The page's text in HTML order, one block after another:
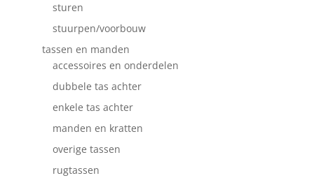
sturen
stuurpen/voorbouw
tassen en manden
accessoires en onderdelen
dubbele tas achter
enkele tas achter
manden en kratten
overige tassen
rugtassen